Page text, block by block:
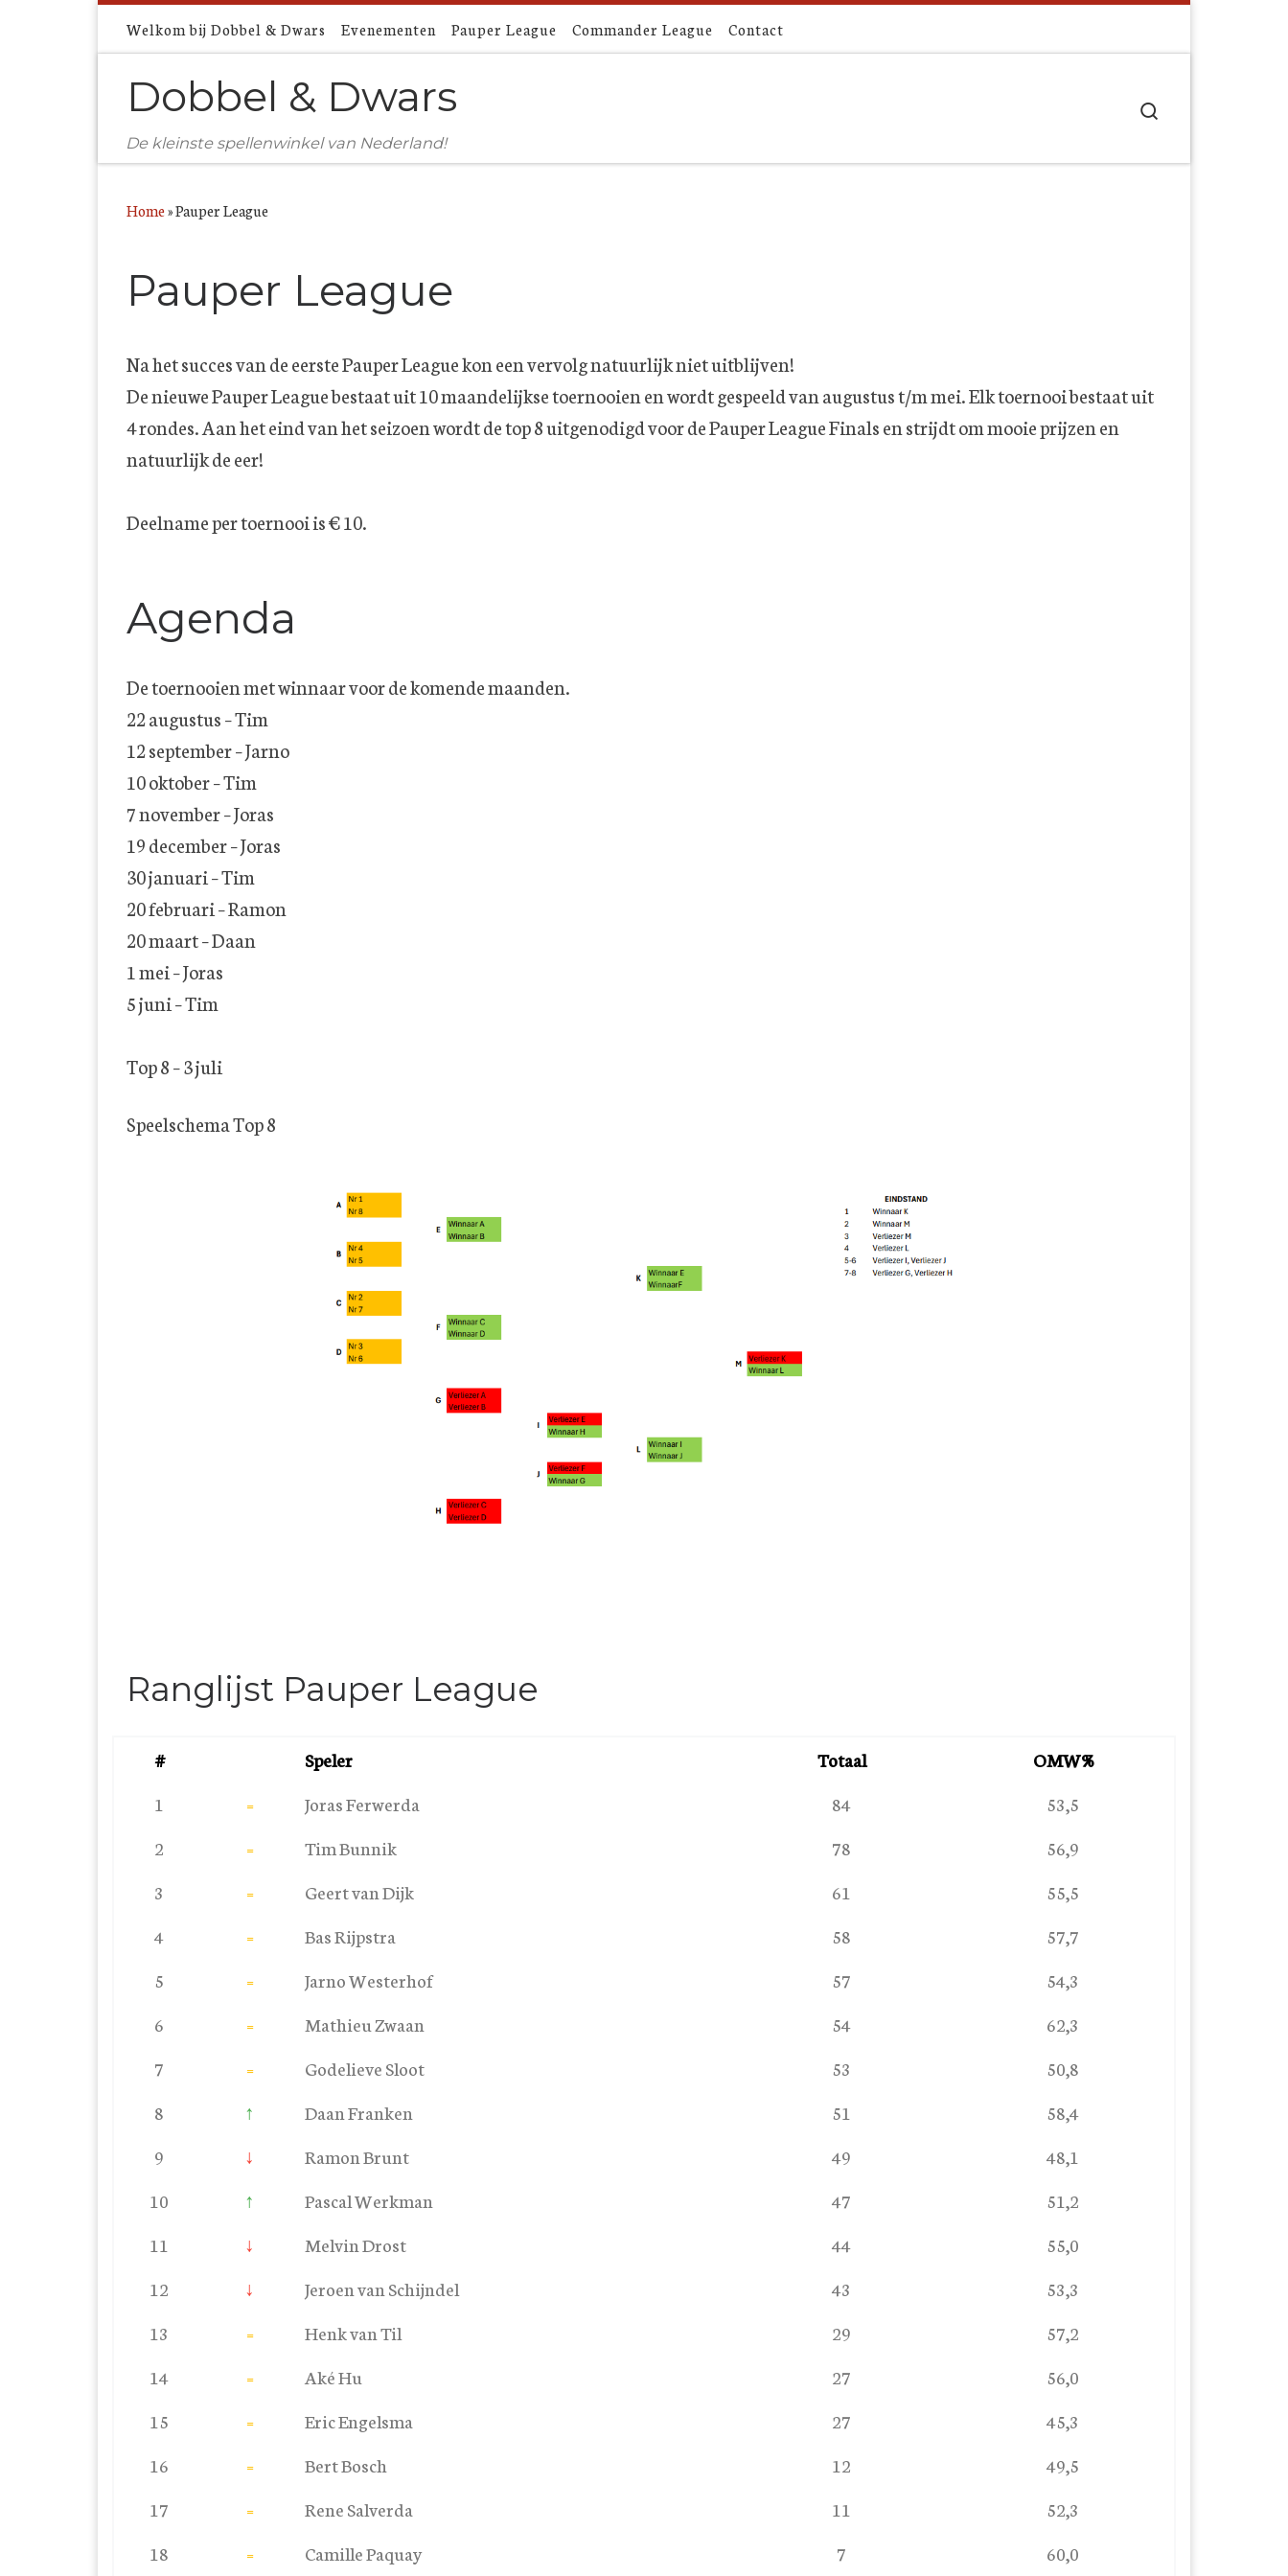
Ga naar inhoudWelkom bij Dobbel & Dwars Evenementen Pauper League Commander League Contact
Dobbel & Dwars
De kleinste spellenwinkel van Nederland!
Home»Pauper League
Pauper League
Na het succes van de eerste Pauper League kon een vervolg natuurlijk niet uitblijven!
De nieuwe Pauper League bestaat uit 10 maandelijkse toernooien en wordt gespeeld van augustus t/m mei. Elk toernooi bestaat uit
4 rondes. Aan het eind van het seizoen wordt de top 8 uitgenodigd voor de Pauper League Finals en strijdt om mooie prijzen en
natuurlijk de eer!
Deelname per toernooi is € 10.
Agenda
De toernooien met winnaar voor de komende maanden.
22 augustus – Tim
12 september – Jarno
10 oktober – Tim
7 november – Joras
19 december – Joras
30 januari – Tim
20 februari – Ramon
20 maart – Daan
1 mei – Joras
5 juni – Tim
Top 8 – 3 juli
Speelschema Top 8
Ranglijst Pauper League
# Speler Totaal
OMW%
1
= Joras Ferwerda 84
53,5
2
= Tim Bunnik 78
56,9
3
= Geert van Dijk 61
55,5
4
= Bas Rijpstra 58
57,7
5
= Jarno Westerhof 57
54,3
6
= Mathieu Zwaan 54
62,3
7
= Godelieve Sloot 53
50,8
8
↑ Daan Franken 51
58,4
9
↓ Ramon Brunt 49
48,1
10
↑ Pascal Werkman 47
51,2
11
↓ Melvin Drost 44
55,0
12
↓ Jeroen van Schijndel 43
53,3
13
= Henk van Til 29
57,2
14
= Aké Hu 27
56,0
15
= Eric Engelsma 27
45,3
16
= Bert Bosch 12
49,5
17
= Rene Salverda 11
52,3
18
= Camille Paquay 7
60,0